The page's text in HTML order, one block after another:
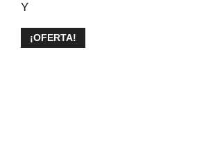
Y
¡OFERTA!